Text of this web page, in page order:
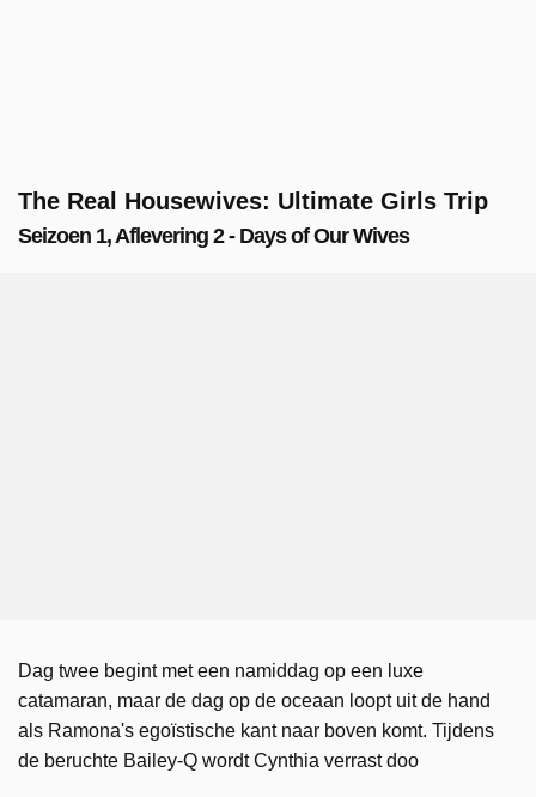
The Real Housewives: Ultimate Girls Trip
Seizoen 1, Aflevering 2 - Days of Our Wives
Dag twee begint met een namiddag op een luxe
catamaran, maar de dag op de oceaan loopt uit de hand
als Ramona's egoïstische kant naar boven komt. Tijdens
de beruchte Bailey-Q wordt Cynthia verrast doo